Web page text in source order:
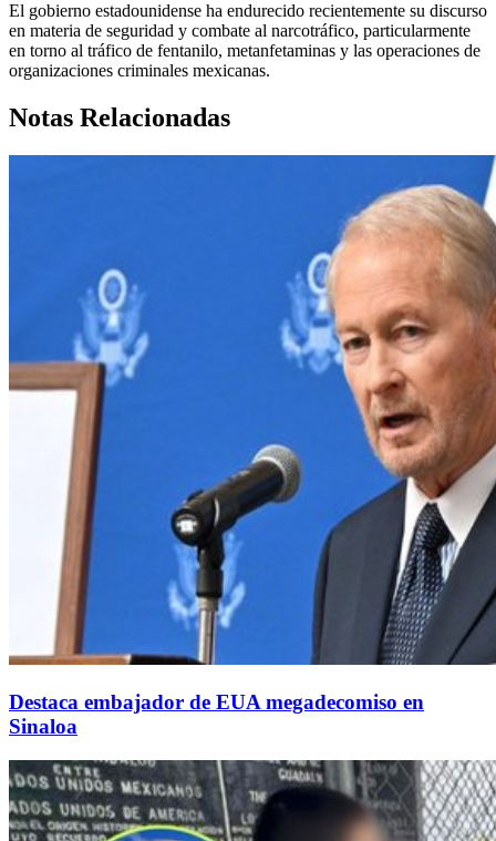
El gobierno estadounidense ha endurecido recientemente su discurso
en materia de seguridad y combate al narcotráfico, particularmente
en torno al tráfico de fentanilo, metanfetaminas y las operaciones de
organizaciones criminales mexicanas.
Notas Relacionadas
Destaca embajador de EUA megadecomiso en
Sinaloa